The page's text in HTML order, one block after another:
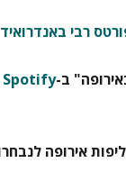
רבי באנדרואיד
ב-Spotify